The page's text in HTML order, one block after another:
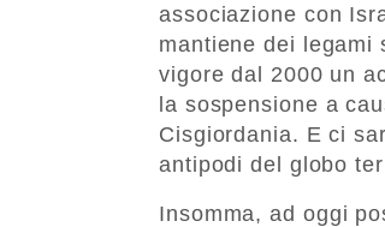
associazione con
mantiene dei legami
vigore dal 2000 un
la sospensione a
Cisgiordania. E ci
antipodi del globo
Insomma, ad oggi